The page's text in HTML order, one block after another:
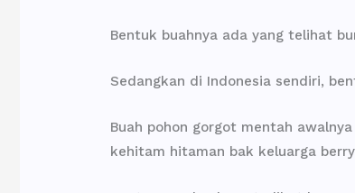
Bentuk buahnya ada yang telihat
Sedangkan di Indonesia sendiri,
Buah pohon gorgot mentah
kehitam hitaman bak keluarga